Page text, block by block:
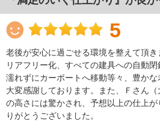
5
老後が安心に過ごせる環境を整えて頂
リアフリー化、すべての建具への自動
濡れずにカーポートへ移動等々、豊か
大変感謝しております。また、Ｆさん
の高さには驚かされ、予想以上の仕上
りがとうございました。